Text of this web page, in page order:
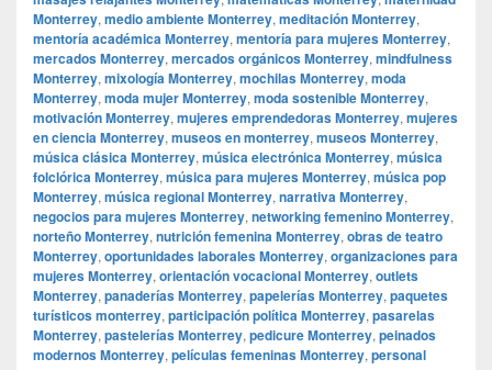
Monterrey, medio ambiente Monterrey, meditación Monterrey,
mentoría académica Monterrey, mentoría para mujeres Monterrey,
mercados Monterrey, mercados orgánicos Monterrey, mindfulness
Monterrey, mixología Monterrey, mochilas Monterrey, moda
Monterrey, moda mujer Monterrey, moda sostenible Monterrey,
motivación Monterrey, mujeres emprendedoras Monterrey, mujeres
en ciencia Monterrey, museos en monterrey, museos Monterrey,
música clásica Monterrey, música electrónica Monterrey, música
folclórica Monterrey, música para mujeres Monterrey, música pop
Monterrey, música regional Monterrey, narrativa Monterrey,
negocios para mujeres Monterrey, networking femenino Monterrey,
norteño Monterrey, nutrición femenina Monterrey, obras de teatro
Monterrey, oportunidades laborales Monterrey, organizaciones para
mujeres Monterrey, orientación vocacional Monterrey, outlets
Monterrey, panaderías Monterrey, papelerías Monterrey, paquetes
turísticos monterrey, participación política Monterrey, pasarelas
Monterrey, pastelerías Monterrey, pedicure Monterrey, peinados
modernos Monterrey, películas femeninas Monterrey, personal